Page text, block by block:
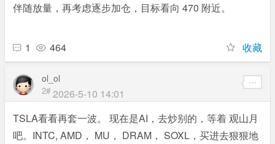
伴随放量，再考虑逐步加仓，目标看向 470 附近。
1 464 收藏
ol_ol
2# 2026-5-10 14:01
TSLA看看再套一波。 现在是AI，去炒别的，等着 观山月
吧。INTC, AMD， MU， DRAM， SOXL，买进去狠狠地